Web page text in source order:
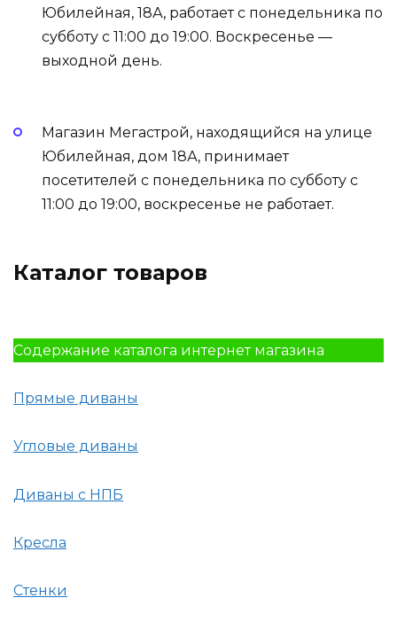
Юбилейная, 18А, работает с понедельника по
субботу с 11:00 до 19:00. Воскресенье —
выходной день.
Магазин Мегастрой, находящийся на улице
Юбилейная, дом 18А, принимает
посетителей с понедельника по субботу с
11:00 до 19:00, воскресенье не работает.
Каталог товаров
Содержание каталога интернет магазина
Прямые диваны
Угловые диваны
Диваны с НПБ
Кресла
Стенки